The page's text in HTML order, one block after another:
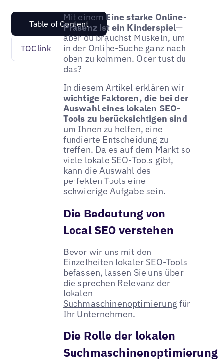
Table of Content
TOC link
Mit einemEine starke Online-
Präsenz ist ein Kinderspiel—
aber du brauchst Muskeln, um
in der Online-Suche ganz nach
oben zu kommen. Oder tust du
das?
In diesem Artikel erklären wir
wichtige Faktoren, die bei der
Auswahl eines lokalen SEO-
Tools zu berücksichtigen sind
um Ihnen zu helfen, eine
fundierte Entscheidung zu
treffen. Da es auf dem Markt so
viele lokale SEO-Tools gibt,
kann die Auswahl des
perfekten Tools eine
schwierige Aufgabe sein.
Die Bedeutung von
Local SEO verstehen
Bevor wir uns mit den
Einzelheiten lokaler SEO-Tools
befassen, lassen Sie uns über
die sprechen Relevanz der
lokalen
Suchmaschinenoptimierung für
Ihr Unternehmen.
Die Rolle der lokalen
Suchmaschinenoptimierung